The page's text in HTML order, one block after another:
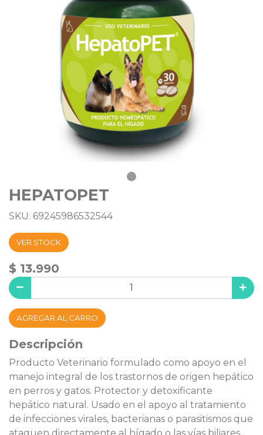
HEPATOPET
SKU: 69245986532544
VER STOCK
$ 13.990
AGREGAR AL CARRO
Descripción
Producto Veterinario formulado como apoyo en el
manejo integral de los trastornos de origen hepático
en perros y gatos. Protector y detoxificante
hepático natural. Usado en el apoyo al tratamiento
de infecciones virales, bacterianas o parasitismos que